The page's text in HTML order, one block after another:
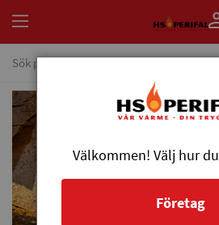
Välkommen! Välj hur
Företag